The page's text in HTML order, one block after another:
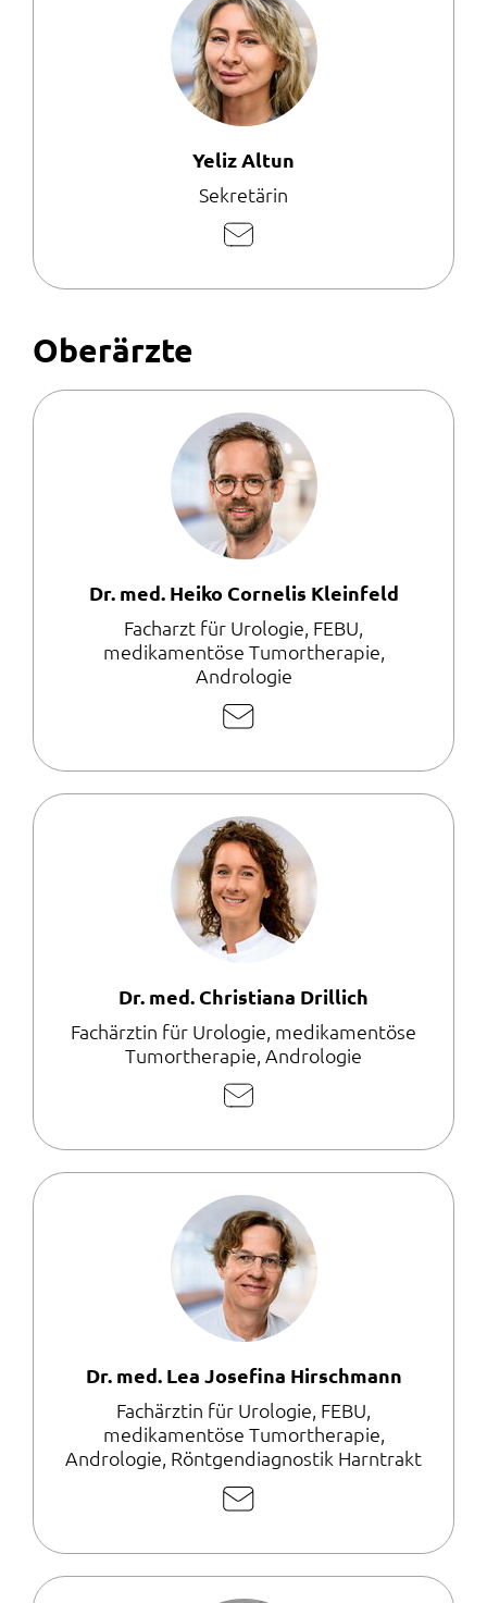
Yeliz Altun
Sekretärin
E-
schreiben
Oberärzte
Dr. med. Heiko Cornelis Kleinfeld
Facharzt für Urologie, FEBU,
medikamentöse Tumortherapie,
Andrologie
E-
schreiben
Dr. med. Christiana Drillich
Fachärztin für Urologie, medikamentöse
Tumortherapie, Andrologie
E-
schreiben
Dr. med. Lea Josefina Hirschmann
Fachärztin für Urologie, FEBU,
medikamentöse Tumortherapie,
Andrologie, Röntgendiagnostik Harntrakt
E-
schreiben